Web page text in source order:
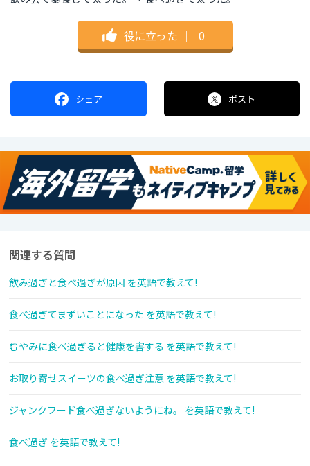
役に立った ｜ 0
シェア ポスト
関連する質問
飲み過ぎと食べ過ぎが原因 を英語で教えて!
食べ過ぎてまずいことになった を英語で教えて!
むやみに食べ過ぎると健康を害する を英語で教えて!
お取り寄せスイーツの食べ過ぎ注意 を英語で教えて!
ジャンクフード食べ過ぎないようにね。 を英語で教えて!
食べ過ぎ を英語で教えて!